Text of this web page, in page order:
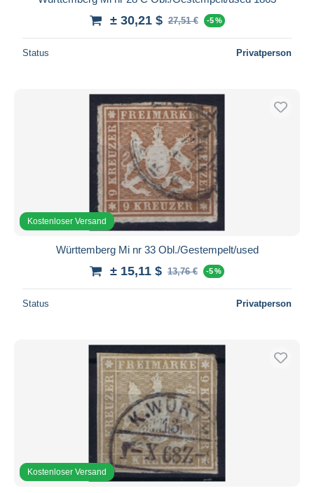
± 30,21 $ 27,51 € -5 %
Status Privatperson
Kostenloser Versand
Württemberg Mi nr 33 Obl./Gestempelt/used
± 15,11 $ 13,76 € -5 %
Status Privatperson
Kostenloser Versand